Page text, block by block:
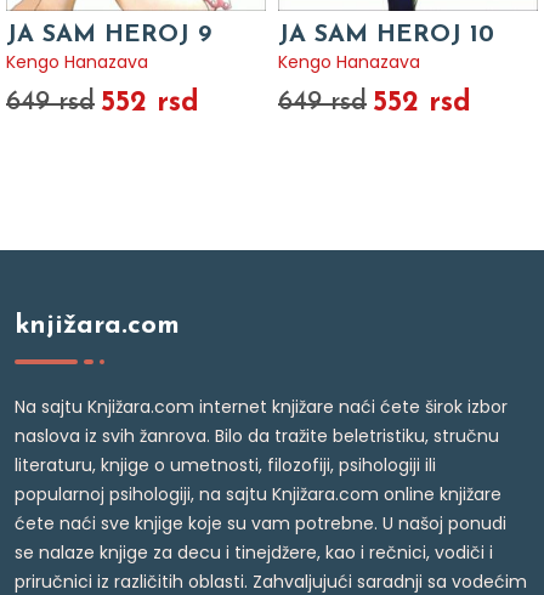
JA SAM HEROJ 9
Kengo Hanazava
649 rsd 552 rsd
JA SAM HEROJ 10
Kengo Hanazava
649 rsd 552 rsd
knjižara.com
Na sajtu Knjižara.com internet knjižare naći ćete širok izbor
naslova iz svih žanrova. Bilo da tražite beletristiku, stručnu
literaturu, knjige o umetnosti, filozofiji, psihologiji ili
popularnoj psihologiji, na sajtu Knjižara.com online knjižare
ćete naći sve knjige koje su vam potrebne. U našoj ponudi
se nalaze knjige za decu i tinejdžere, kao i rečnici, vodiči i
priručnici iz različitih oblasti. Zahvaljujući saradnji sa vodećim